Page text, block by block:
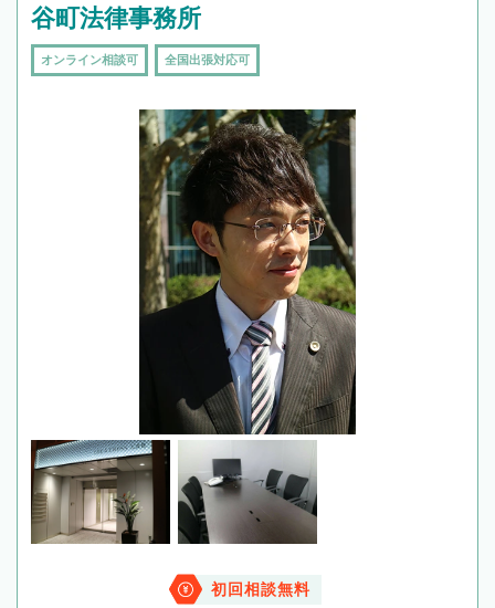
谷町法律事務所
オンライン相談可 全国出張対応可
初回相談無料